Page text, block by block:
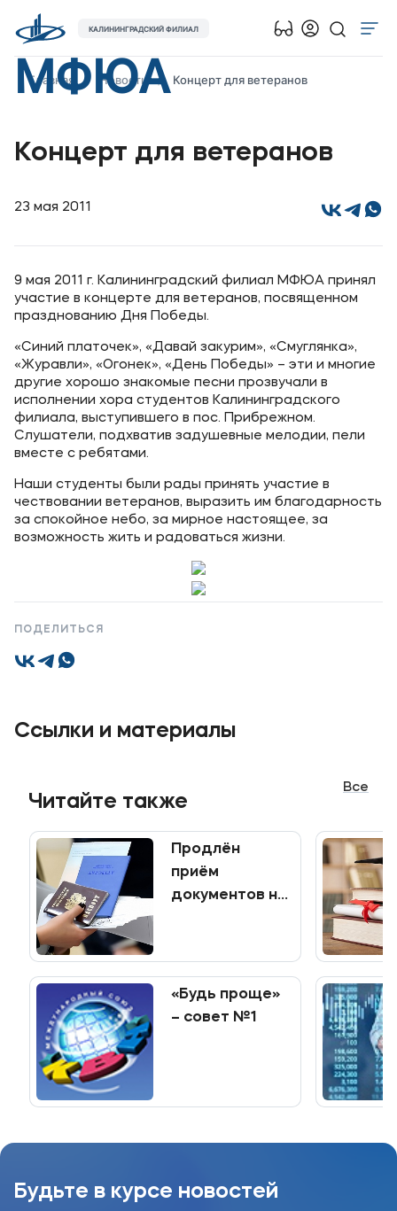
МФЮА
КАЛИНИНГРАДСКИЙ ФИЛИАЛ
Об университете
Абитуриенту
Абитуриентам
Студентам
Выпускникам
Карьера
Уровни образования
Среднее профессиональное образование
Высшее образование
Дополнительное профессиональное образование
Объявления
Новости
Банковские реквизиты
+7 (495) 221-10-01
+7 (800) 200-80-66
Полезное
Об образовательной организации
Банковские реквизиты
Мы в соцсетях
Подобрать программу
Главная Новости Концерт для ветеранов
Концерт для ветеранов
23 мая 2011
9 мая 2011 г. Калининградский филиал МФЮА принял
участие в концерте для ветеранов, посвященном
празднованию Дня Победы.
«Синий платочек», «Давай закурим», «Смуглянка»,
«Журавли», «Огонек», «День Победы» – эти и многие
другие хорошо знакомые песни прозвучали в
исполнении хора студентов Калининградского
филиала, выступившего в пос. Прибрежном.
Слушатели, подхватив задушевные мелодии, пели
вместе с ребятами.
Наши студенты были рады принять участие в
чествовании ветеранов, выразить им благодарность
за спокойное небо, за мирное настоящее, за
возможность жить и радоваться жизни.
ПОДЕЛИТЬСЯ
Ссылки и материалы
Читайте также
Все
Продлён
приём
документов на
профессионального
образования
«Будь проще»
– совет №1
Будьте в курсе новостей